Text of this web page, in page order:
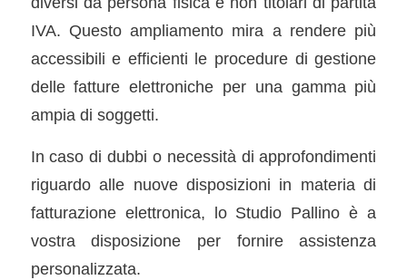
IVA. Questo ampliamento mira a rendere più
accessibili e efficienti le procedure di gestione
delle fatture elettroniche per una gamma più
ampia di soggetti.
In caso di dubbi o necessità di approfondimenti
riguardo alle nuove disposizioni in materia di
fatturazione elettronica, lo Studio Pallino è a
vostra disposizione per fornire assistenza
personalizzata.